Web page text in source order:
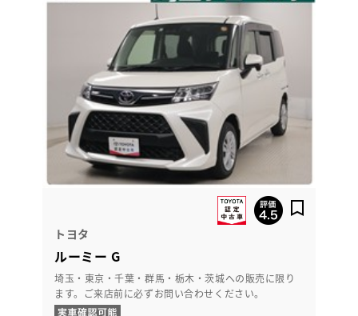
トヨタ
ルーミー G
埼玉・東京・千葉・群馬・栃木・茨城への販売に限り
ます。ご来店前に必ずお問い合わせください。